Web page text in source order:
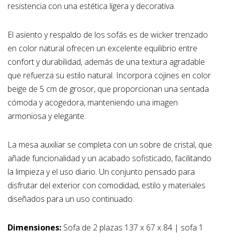
resistencia con una estética ligera y decorativa.
El asiento y respaldo de los sofás es de wicker trenzado
en color natural ofrecen un excelente equilibrio entre
confort y durabilidad, además de una textura agradable
que refuerza su estilo natural. Incorpora cojines en color
beige de 5 cm de grosor, que proporcionan una sentada
cómoda y acogedora, manteniendo una imagen
armoniosa y elegante.
La mesa auxiliar se completa con un sobre de cristal, que
añade funcionalidad y un acabado sofisticado, facilitando
la limpieza y el uso diario. Un conjunto pensado para
disfrutar del exterior con comodidad, estilo y materiales
diseñados para un uso continuado.
Dimensiones: Sofa de 2 plazas 137 x 67 x 84 | sofa 1